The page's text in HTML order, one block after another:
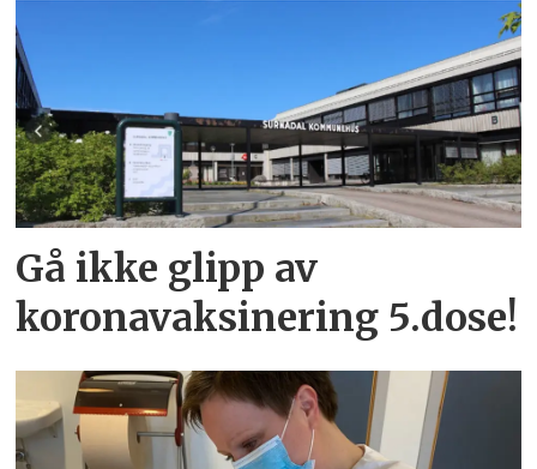
Gå ikke glipp av
koronavaksinering 5.dose!